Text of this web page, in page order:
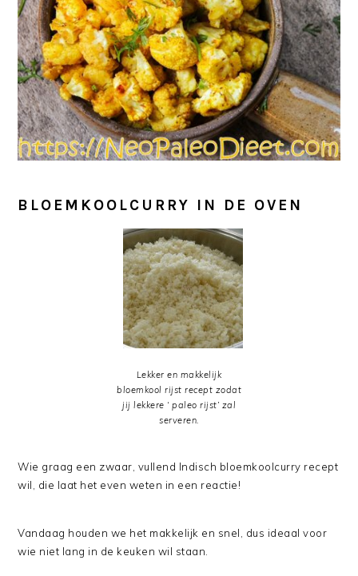
BLOEMKOOLCURRY IN DE OVEN
Lekker en makkelijk
bloemkool rijst recept zodat
jij lekkere ‘ paleo rijst’ zal
serveren.
Wie graag een zwaar, vullend Indisch bloemkoolcurry recept
wil, die laat het even weten in een reactie!
Vandaag houden we het makkelijk en snel, dus ideaal voor
wie niet lang in de keuken wil staan.